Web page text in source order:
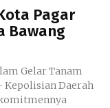
Pagar
Bawang
Gelar Tanam